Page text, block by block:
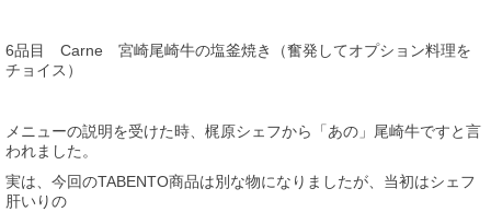
6品目 Carne 宮崎尾崎牛の塩釜焼き（奮発してオプション料理を
チョイス）
メニューの説明を受けた時、梶原シェフから「あの」尾崎牛ですと言
われました。
実は、今回のTABENTO商品は別な物になりましたが、当初はシェフ
肝いりの